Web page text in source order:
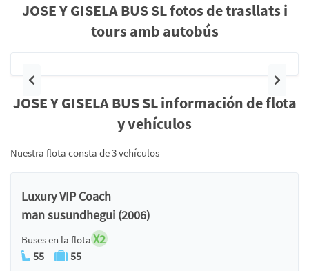
JOSE Y GISELA BUS SL fotos de trasllats i
tours amb autobús
Anterior
JOSE Y GISELA BUS SL información de flota
y vehículos
Nuestra flota consta de 3 vehículos
Luxury VIP Coach
man susundhegui (2006)
Buses en la flota X2
55 55